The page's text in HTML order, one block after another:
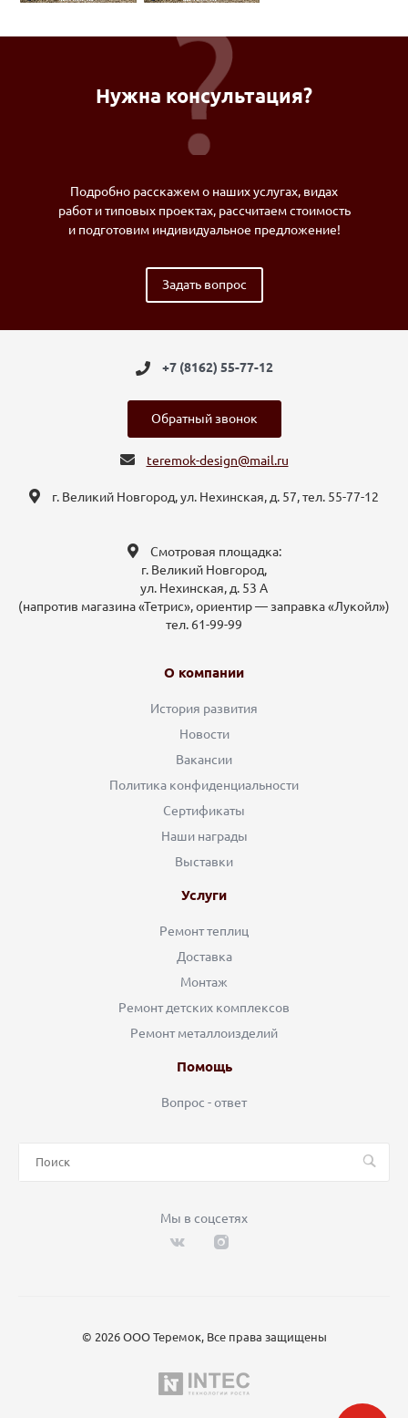
Нужна консультация?
Подробно расскажем о наших услугах, видах
работ и типовых проектах, рассчитаем стоимость
и подготовим индивидуальное предложение!
Задать вопрос
+7 (8162) 55-77-12
Обратный звонок
teremok-design@mail.ru
г. Великий Новгород, ул. Нехинская, д. 57, тел. 55-77-12
Смотровая площадка:
г. Великий Новгород,
ул. Нехинская, д. 53 А
(напротив магазина «Тетрис», ориентир — заправка «Лукойл»)
тел. 61-99-99
О компании
История развития
Новости
Вакансии
Политика конфиденциальности
Сертификаты
Наши награды
Выставки
Услуги
Ремонт теплиц
Доставка
Монтаж
Ремонт детских комплексов
Ремонт металлоизделий
Помощь
Вопрос - ответ
Мы в соцсетях
© 2026 ООО Теремок, Все права защищены